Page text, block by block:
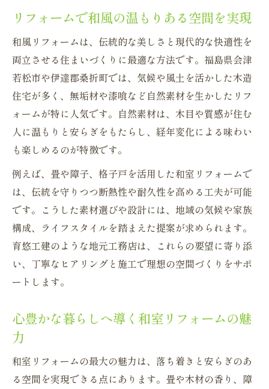
和室リフォームで叶うモダンな住まい作り
リフォームによる断熱性とデザイン性の両
立
和の趣を損なわない快適リフォーム事例
自然素材を活かした現代和風リフォームの魅力
リフォームで実現する自然素材の温もり
自然素材を活かした和風リフォームのコツ
無垢材リフォームが暮らしに与える効果
自然と暮らす和風リフォームの魅力発見
快適空間を育む自然素材リフォームの実例
補助金活用で賢く実現する和風リフォーム計画
リフォーム補助金で賢く和風空間を改修
補助金制度を使った和風リフォームの流れ
リフォーム費用を抑える補助金活用術
賢いリフォーム計画には補助金の活用を
リフォーム成功は信頼できる工務店選び
地元密着型工務店で叶える和風リフォーム
リフォームで和風の温もりある空間を実現
和風リフォームは、伝統的な美しさと現代的な快適性を
両立させる住まいづくりに最適な方法です。福島県会津
若松市や伊達郡桑折町では、気候や風土を活かした木造
住宅が多く、無垢材や漆喰など自然素材を生かしたリフ
ォームが特に人気です。自然素材は、木目や質感が住む
人に温もりと安らぎをもたらし、経年変化による味わい
も楽しめるのが特徴です。
例えば、畳や障子、格子戸を活用した和室リフォームで
は、伝統を守りつつ断熱性や耐久性を高める工夫が可能
です。こうした素材選びや設計には、地域の気候や家族
構成、ライフスタイルを踏まえた提案が求められます。
育悠工建のような地元工務店は、これらの要望に寄り添
い、丁寧なヒアリングと施工で理想の空間づくりをサポ
ートします。
心豊かな暮らしへ導く和室リフォームの魅
力
和室リフォームの最大の魅力は、落ち着きと安らぎのあ
る空間を実現できる点にあります。畳や木材の香り、障